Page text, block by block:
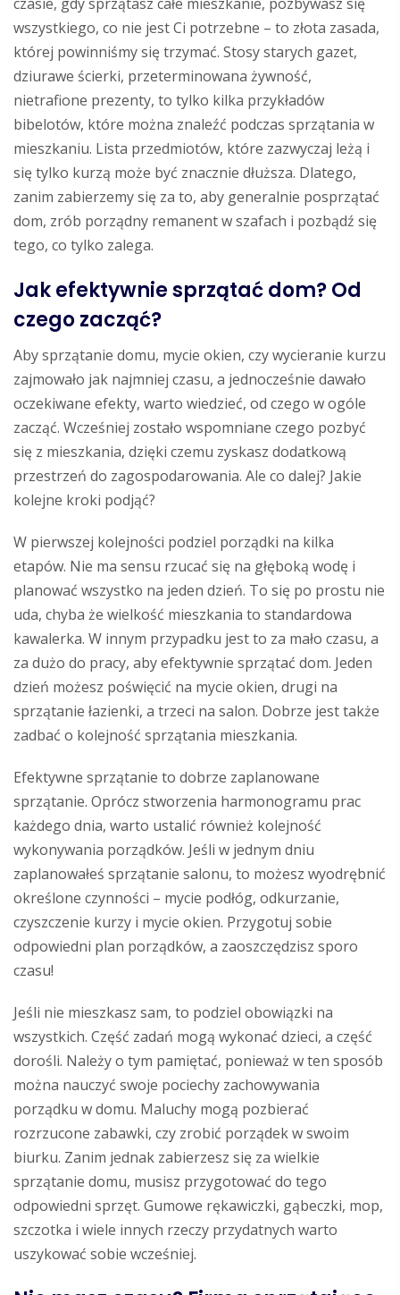
wszystkiego, co nie jest Ci potrzebne – to złota zasada,
której powinniśmy się trzymać. Stosy starych gazet,
dziurawe ścierki, przeterminowana żywność,
nietrafione prezenty, to tylko kilka przykładów
bibelotów, które można znaleźć podczas sprzątania w
mieszkaniu. Lista przedmiotów, które zazwyczaj leżą i
się tylko kurzą może być znacznie dłuższa. Dlatego,
zanim zabierzemy się za to, aby generalnie posprzątać
dom, zrób porządny remanent w szafach i pozbądź się
tego, co tylko zalega.
Jak efektywnie sprzątać dom? Od
czego zacząć?
Aby sprzątanie domu, mycie okien, czy wycieranie kurzu
zajmowało jak najmniej czasu, a jednocześnie dawało
oczekiwane efekty, warto wiedzieć, od czego w ogóle
zacząć. Wcześniej zostało wspomniane czego pozbyć
się z mieszkania, dzięki czemu zyskasz dodatkową
przestrzeń do zagospodarowania. Ale co dalej? Jakie
kolejne kroki podjąć?
W pierwszej kolejności podziel porządki na kilka
etapów. Nie ma sensu rzucać się na głęboką wodę i
planować wszystko na jeden dzień. To się po prostu nie
uda, chyba że wielkość mieszkania to standardowa
kawalerka. W innym przypadku jest to za mało czasu, a
za dużo do pracy, aby efektywnie sprzątać dom. Jeden
dzień możesz poświęcić na mycie okien, drugi na
sprzątanie łazienki, a trzeci na salon. Dobrze jest także
zadbać o kolejność sprzątania mieszkania.
Efektywne sprzątanie to dobrze zaplanowane
sprzątanie. Oprócz stworzenia harmonogramu prac
każdego dnia, warto ustalić również kolejność
wykonywania porządków. Jeśli w jednym dniu
zaplanowałeś sprzątanie salonu, to możesz wyodrębnić
określone czynności – mycie podłóg, odkurzanie,
czyszczenie kurzy i mycie okien. Przygotuj sobie
odpowiedni plan porządków, a zaoszczędzisz sporo
czasu!
Jeśli nie mieszkasz sam, to podziel obowiązki na
wszystkich. Część zadań mogą wykonać dzieci, a część
dorośli. Należy o tym pamiętać, ponieważ w ten sposób
można nauczyć swoje pociechy zachowywania
porządku w domu. Maluchy mogą pozbierać
rozrzucone zabawki, czy zrobić porządek w swoim
biurku. Zanim jednak zabierzesz się za wielkie
sprzątanie domu, musisz przygotować do tego
odpowiedni sprzęt. Gumowe rękawiczki, gąbeczki, mop,
szczotka i wiele innych rzeczy przydatnych warto
uszykować sobie wcześniej.